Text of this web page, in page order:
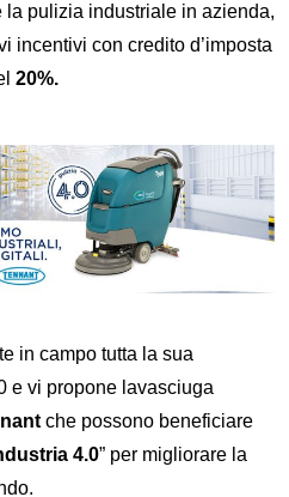
pulizia industriale in azienda,
incentivi con credito d’imposta
20%.
in campo tutta la sua
e vi propone lavasciuga
che possono beneficiare
4.0” per migliorare la